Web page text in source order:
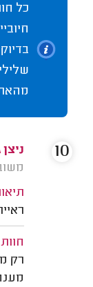
כל
משוב: 02/
רק
10